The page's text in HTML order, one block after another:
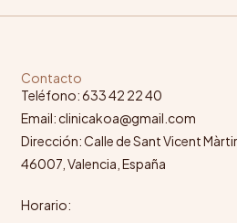
Contacto
Teléfono: 633 42 22 40
Email: clinicakoa@gmail.com
Dirección: Calle de Sant Vicent Màrtir,
46007, Valencia, España
Horario: